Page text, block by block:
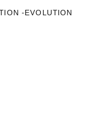
-EVOLUTION